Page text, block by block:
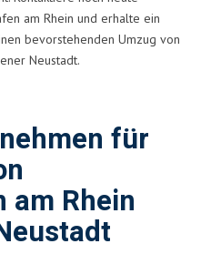
am Rhein und erhalte ein
bevorstehenden Umzug von
Neustadt.
für
am Rhein